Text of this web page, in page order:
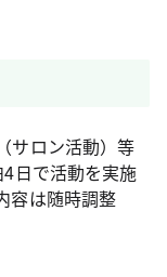
サロン活動）等
日で活動を実施
容は随時調整